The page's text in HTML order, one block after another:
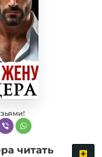
читать